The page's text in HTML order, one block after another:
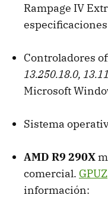
Rampage IV
Controladores
13.250.18.0,
Microsoft
Sistema
AMD R9 290X
comercial. GPUZ
información: